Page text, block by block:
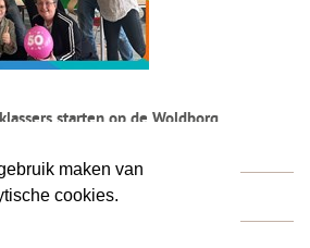
maken van
cookies.
starten op de Woldborg